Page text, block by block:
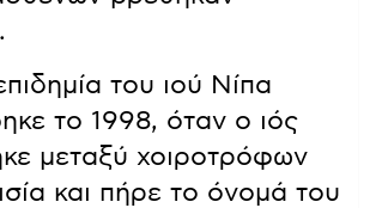
του ιού Νίπα
το 1998, όταν ο ιός
μεταξύ χοιροτρόφων
και πήρε το όνομά του